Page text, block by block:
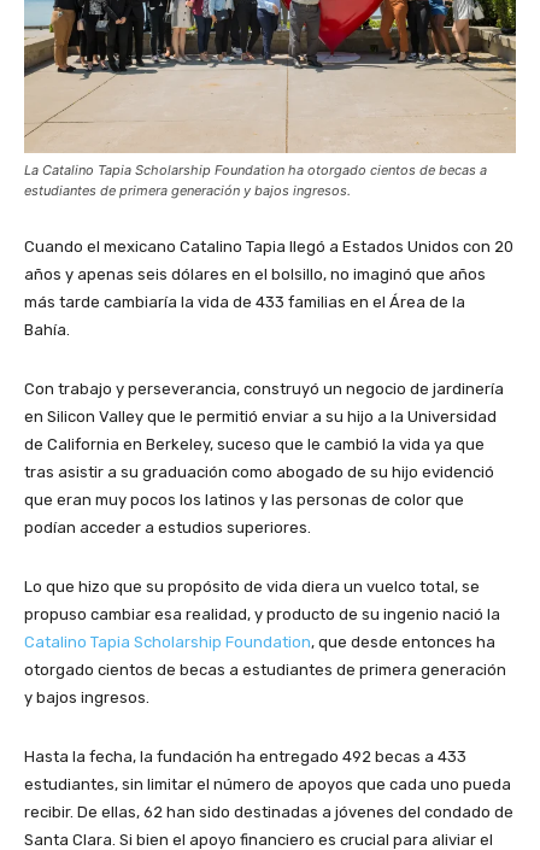
La Catalino Tapia Scholarship Foundation ha otorgado cientos de becas a
estudiantes de primera generación y bajos ingresos.
Cuando el mexicano Catalino Tapia llegó a Estados Unidos con 20
años y apenas seis dólares en el bolsillo, no imaginó que años
más tarde cambiaría la vida de 433 familias en el Área de la
Bahía.
Con trabajo y perseverancia, construyó un negocio de jardinería
en Silicon Valley que le permitió enviar a su hijo a la Universidad
de California en Berkeley, suceso que le cambió la vida ya que
tras asistir a su graduación como abogado de su hijo evidenció
que eran muy pocos los latinos y las personas de color que
podían acceder a estudios superiores.
Lo que hizo que su propósito de vida diera un vuelco total, se
propuso cambiar esa realidad, y producto de su ingenio nació la
Catalino Tapia Scholarship Foundation, que desde entonces ha
otorgado cientos de becas a estudiantes de primera generación
y bajos ingresos.
Hasta la fecha, la fundación ha entregado 492 becas a 433
estudiantes, sin limitar el número de apoyos que cada uno pueda
recibir. De ellas, 62 han sido destinadas a jóvenes del condado de
Santa Clara. Si bien el apoyo financiero es crucial para aliviar el